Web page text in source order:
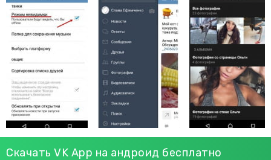
Скачать VK App на андроид бесплатно